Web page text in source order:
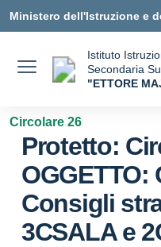
Ministero dell'Istruzione e
Istituto
Secondaria
"ETTORE
Circolare 26
Protetto:
Consigli
3CSALA e